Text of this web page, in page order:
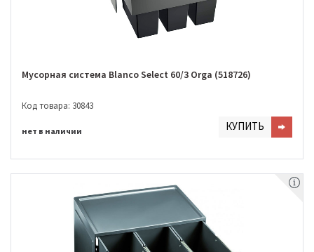
Мусорная система Blanco Select 60/3 Orga (518726)
Код товара: 30843
нет в наличии КУПИТЬ